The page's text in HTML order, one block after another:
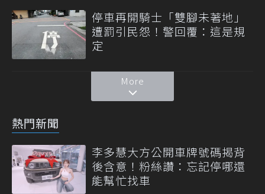
停車再開騎士「雙腳未著地」
遭罰引民怨！警回覆：這是規
定
More
熱門新聞
李多慧大方公開車牌號碼揭背
後含意！粉絲讚：忘記停哪還
能幫忙找車